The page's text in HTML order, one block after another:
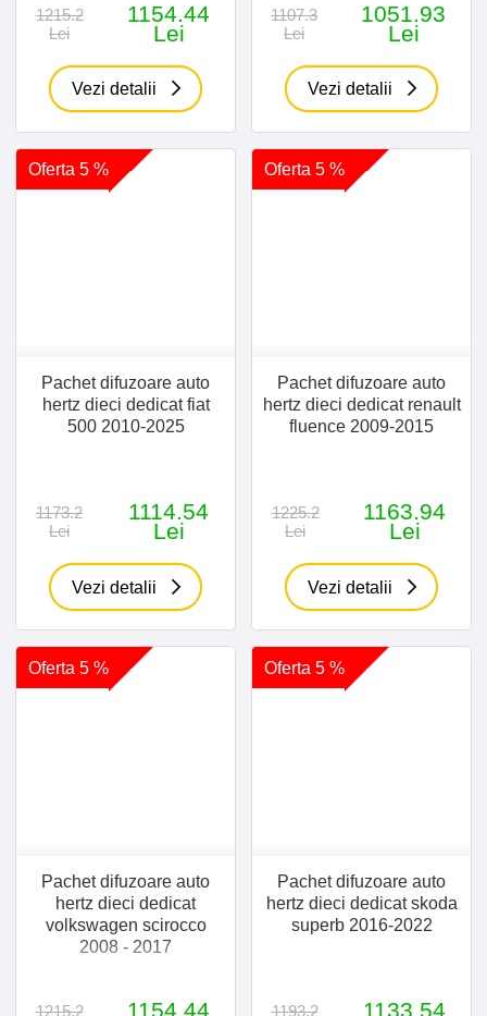
1215.2
Lei
1154.44
Lei
Vezi detalii
1107.3
Lei
1051.93
Lei
Vezi detalii
Oferta 5 %
Pachet difuzoare auto
hertz dieci dedicat fiat
500 2010-2025
1173.2
Lei
1114.54
Lei
Vezi detalii
Oferta 5 %
Pachet difuzoare auto
hertz dieci dedicat renault
fluence 2009-2015
1225.2
Lei
1163.94
Lei
Vezi detalii
Oferta 5 %
Pachet difuzoare auto
hertz dieci dedicat
volkswagen scirocco
2008 - 2017
1215.2 1154.44
Oferta 5 %
Pachet difuzoare auto
hertz dieci dedicat skoda
superb 2016-2022
1193.2 1133.54